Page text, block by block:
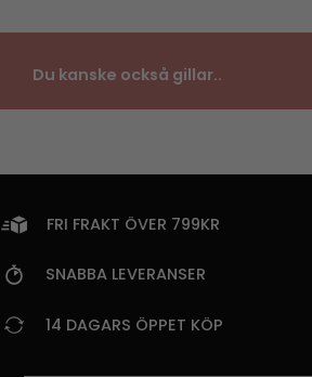
Du kanske också gillar..
FRI FRAKT ÖVER 799KR
SNABBA LEVERANSER
14 DAGARS ÖPPET KÖP